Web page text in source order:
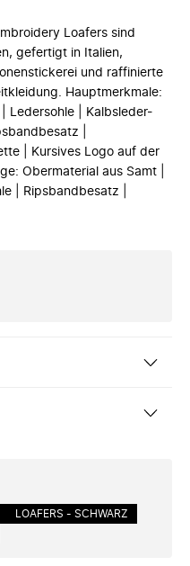
Loafers sind
gefertigt in Italien,
und raffinierte
Hauptmerkmale:
Ledersohle | Kalbsleder-
|
| Kursives Logo auf der
Obermaterial aus Samt |
| Ripsbandbesatz |
LOAFERS - SCHWARZ